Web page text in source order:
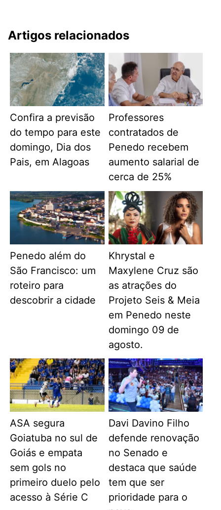
Artigos relacionados
Confira a previsão
do tempo para este
domingo, Dia dos
Pais, em Alagoas
Professores
contratados de
Penedo recebem
aumento salarial de
cerca de 25%
Penedo além do
São Francisco: um
roteiro para
descobrir a cidade
Khrystal e
Maxylene Cruz são
as atrações do
Projeto Seis & Meia
em Penedo neste
domingo 09 de
agosto.
ASA segura
Goiatuba no sul de
Goiás e empata
sem gols no
primeiro duelo pelo
acesso à Série C
Davi Davino Filho
defende renovação
no Senado e
destaca que saúde
tem que ser
prioridade para o